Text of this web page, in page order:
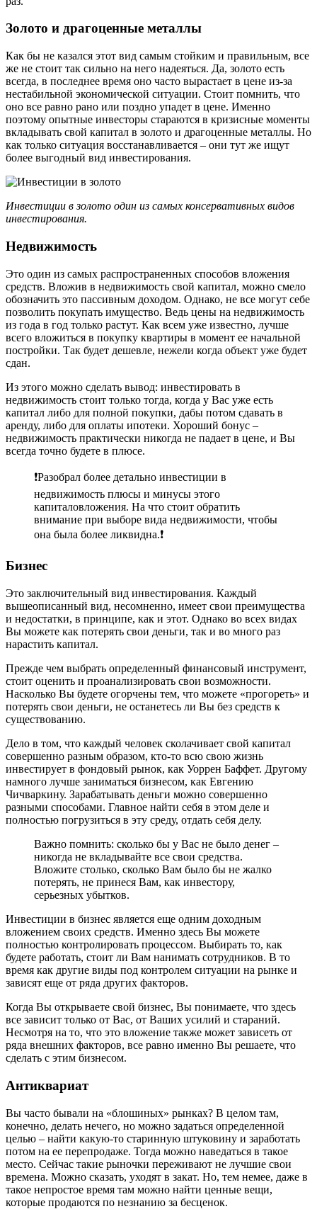
Золото и драгоценные металлы
Как бы не казался этот вид самым стойким и правильным, все
же не стоит так сильно на него надеяться. Да, золото есть
всегда, в последнее время оно часто вырастает в цене из-за
нестабильной экономической ситуации. Стоит помнить, что
оно все равно рано или поздно упадет в цене. Именно
поэтому опытные инвесторы стараются в кризисные моменты
вкладывать свой капитал в золото и драгоценные металлы. Но
как только ситуация восстанавливается – они тут же ищут
более выгодный вид инвестирования.
Инвестиции в золото один из самых консервативных видов
инвестирования.
Недвижимость
Это один из самых распространенных способов вложения
средств. Вложив в недвижимость свой капитал, можно смело
обозначить это пассивным доходом. Однако, не все могут себе
позволить покупать имущество. Ведь цены на недвижимость
из года в год только растут. Как всем уже известно, лучше
всего вложиться в покупку квартиры в момент ее начальной
постройки. Так будет дешевле, нежели когда объект уже будет
сдан.
Из этого можно сделать вывод: инвестировать в
недвижимость стоит только тогда, когда у Вас уже есть
капитал либо для полной покупки, дабы потом сдавать в
аренду, либо для оплаты ипотеки. Хороший бонус –
недвижимость практически никогда не падает в цене, и Вы
всегда точно будете в плюсе.
❗Разобрал более детально инвестиции в
недвижимость плюсы и минусы этого
капиталовложения. На что стоит обратить
внимание при выборе вида недвижимости, чтобы
она была более ликвидна.❗
Бизнес
Это заключительный вид инвестирования. Каждый
вышеописанный вид, несомненно, имеет свои преимущества
и недостатки, в принципе, как и этот. Однако во всех видах
Вы можете как потерять свои деньги, так и во много раз
нарастить капитал.
Прежде чем выбрать определенный финансовый инструмент,
стоит оценить и проанализировать свои возможности.
Насколько Вы будете огорчены тем, что можете «прогореть» и
потерять свои деньги, не останетесь ли Вы без средств к
существованию.
Дело в том, что каждый человек сколачивает свой капитал
совершенно разным образом, кто-то всю свою жизнь
инвестирует в фондовый рынок, как Уоррен Баффет. Другому
намного лучше заниматься бизнесом, как Евгению
Чичваркину. Зарабатывать деньги можно совершенно
разными способами. Главное найти себя в этом деле и
полностью погрузиться в эту среду, отдать себя делу.
Важно помнить: сколько бы у Вас не было денег –
никогда не вкладывайте все свои средства.
Вложите столько, сколько Вам было бы не жалко
потерять, не принеся Вам, как инвестору,
серьезных убытков.
Инвестиции в бизнес является еще одним доходным
вложением своих средств. Именно здесь Вы можете
полностью контролировать процессом. Выбирать то, как
будете работать, стоит ли Вам нанимать сотрудников. В то
время как другие виды под контролем ситуации на рынке и
зависят еще от ряда других факторов.
Когда Вы открываете свой бизнес, Вы понимаете, что здесь
все зависит только от Вас, от Ваших усилий и стараний.
Несмотря на то, что это вложение также может зависеть от
ряда внешних факторов, все равно именно Вы решаете, что
сделать с этим бизнесом.
Антиквариат
Вы часто бывали на «блошиных» рынках? В целом там,
конечно, делать нечего, но можно задаться определенной
целью – найти какую-то старинную штуковину и заработать
потом на ее перепродаже. Тогда можно наведаться в такое
место. Сейчас такие рыночки переживают не лучшие свои
времена. Можно сказать, уходят в закат. Но, тем немее, даже в
такое непростое время там можно найти ценные вещи,
которые продаются по незнанию за бесценок.